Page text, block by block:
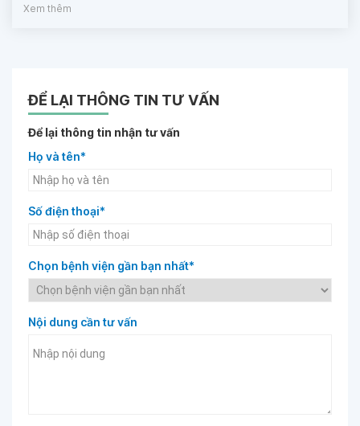
Xem thêm
ĐỂ LẠI THÔNG TIN TƯ VẤN
Để lại thông tin nhận tư vấn
Họ và tên*
Số điện thoại*
Chọn bệnh viện gần bạn nhất*
Nội dung cần tư vấn